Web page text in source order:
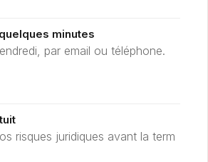
minutes
par email ou téléphone.
risques juridiques avant la term